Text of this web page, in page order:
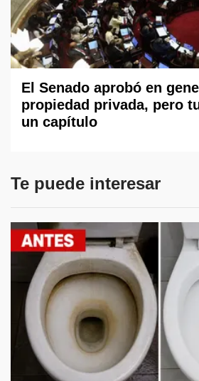
El Senado aprobó en
propiedad privada, pero
un capítulo
Te puede interesar